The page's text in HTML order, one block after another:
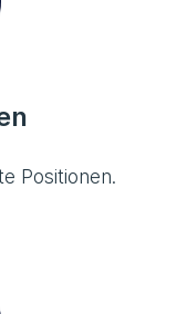
Positionen.